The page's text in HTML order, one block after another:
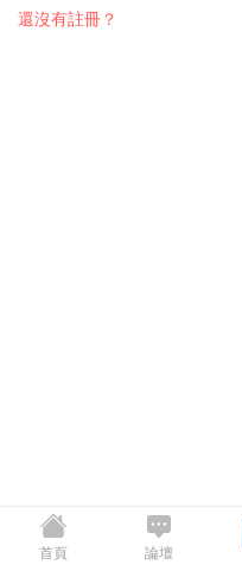
還沒有註冊？
首頁 論壇